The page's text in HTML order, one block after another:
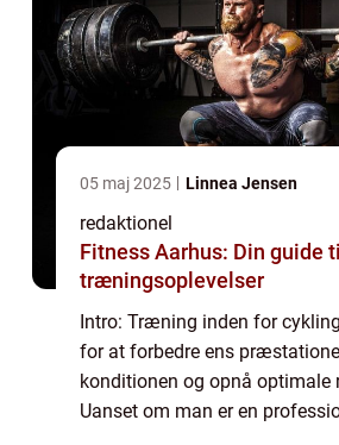
05 maj 2025 Linnea Jensen
redaktionel
Fitness Aarhus: Din guide
træningsoplevelser
Intro: Træning inden for
for at forbedre ens
konditionen og opnå optimale
Uanset om man er en